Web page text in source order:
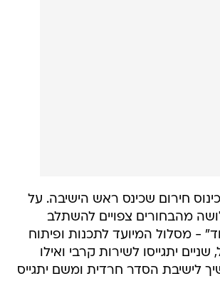
חירום שכינס ראש הישיבה. על
מהבחורים צפויים להשתלב
- מסלול המיועד לתכנות ופיתוח
יתגייסו לשירות קרבי ואילו
לישיבת הסדר חרדית ומשם יתגייס